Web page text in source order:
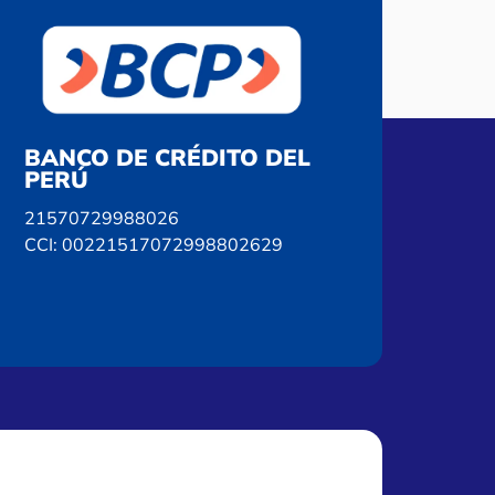
BANCO DE CRÉDITO DEL
PERÚ
21570729988026
CCI: 00221517072998802629